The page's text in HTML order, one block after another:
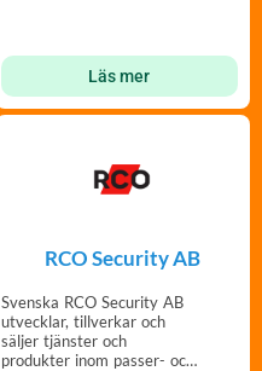
Läs mer
RCO Security AB
Svenska RCO Security AB
utvecklar, tillverkar och
säljer tjänster och
produkter inom passer- och